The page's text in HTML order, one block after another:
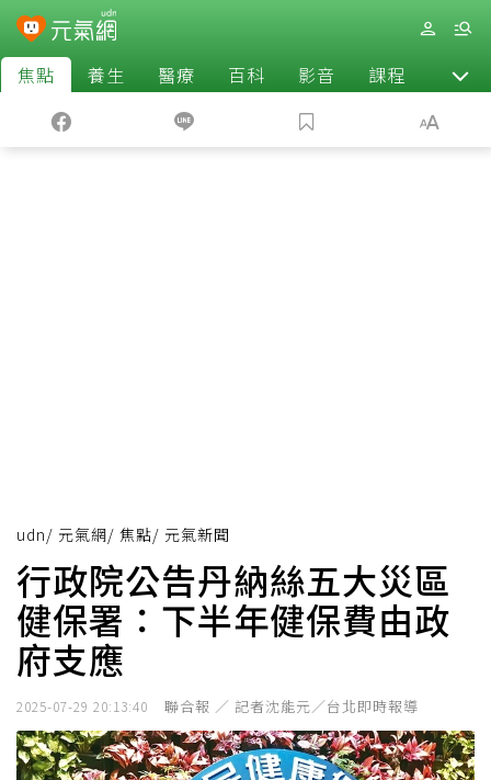
焦點 養生 醫療 百科 影音 課程 退休
udn/ 元氣網/ 焦點/ 元氣新聞
行政院公告丹納絲五大災區
健保署：下半年健保費由政
府支應
2025-07-29 20:13:40 聯合報 ／ 記者沈能元／台北即時報導